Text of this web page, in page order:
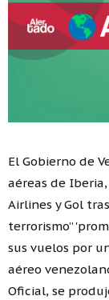
El Gobierno de
aéreas de
Airlines y Gol
terrorismo”
sus vuelos por
aéreo
Oficial, se